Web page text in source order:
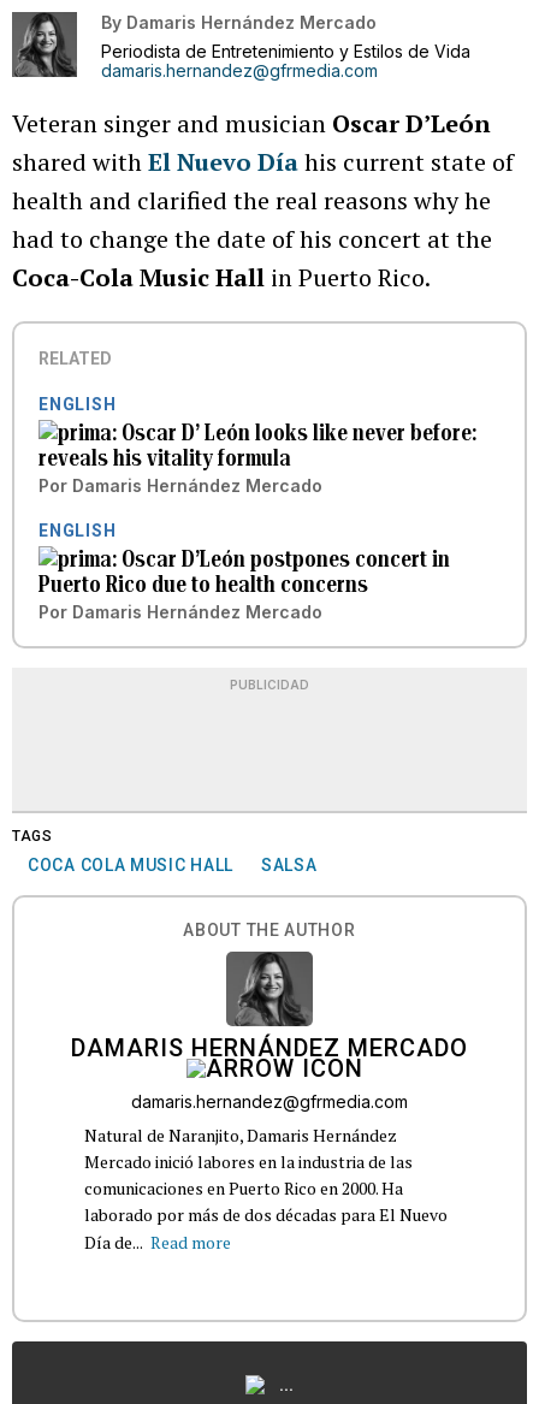
By Damaris Hernández Mercado
Periodista de Entretenimiento y Estilos de Vida
damaris.hernandez@gfrmedia.com
Veteran singer and musician Oscar D’León
shared withEl Nuevo Díahis current state of
health and clarified the real reasons why he
had to change the date of his concert at the
Coca-Cola Music Hall in Puerto Rico.
RELATED
ENGLISH
Oscar D’ León looks like never before:
reveals his vitality formula
Por Damaris Hernández Mercado
ENGLISH
Oscar D’León postpones concert in
Puerto Rico due to health concerns
Por Damaris Hernández Mercado
PUBLICIDAD
TAGS
COCA COLA MUSIC HALL SALSA
ABOUT THE AUTHOR
DAMARIS HERNÁNDEZ MERCADO
damaris.hernandez@gfrmedia.com
Natural de Naranjito, Damaris Hernández
Mercado inició labores en la industria de las
comunicaciones en Puerto Rico en 2000. Ha
laborado por más de dos décadas para El Nuevo
Día de... Read more
...